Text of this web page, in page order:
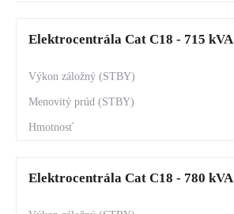
Elektrocentrála Cat C18 - 715 kVA
Elektrocentrála Cat C18 - 780 kVA